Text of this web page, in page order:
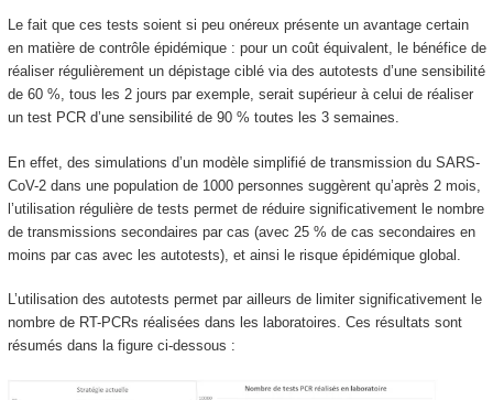
Le fait que ces tests soient si peu onéreux présente un avantage certain
en matière de contrôle épidémique : pour un coût équivalent, le bénéfice de
réaliser régulièrement un dépistage ciblé via des autotests d’une sensibilité
de 60 %, tous les 2 jours par exemple, serait supérieur à celui de réaliser
un test PCR d’une sensibilité de 90 % toutes les 3 semaines.
En effet, des simulations d’un modèle simplifié de transmission du SARS-
CoV-2 dans une population de 1000 personnes suggèrent qu’après 2 mois,
l’utilisation régulière de tests permet de réduire significativement le nombre
de transmissions secondaires par cas (avec 25 % de cas secondaires en
moins par cas avec les autotests), et ainsi le risque épidémique global.
L’utilisation des autotests permet par ailleurs de limiter significativement le
nombre de RT-PCRs réalisées dans les laboratoires. Ces résultats sont
résumés dans la figure ci-dessous :